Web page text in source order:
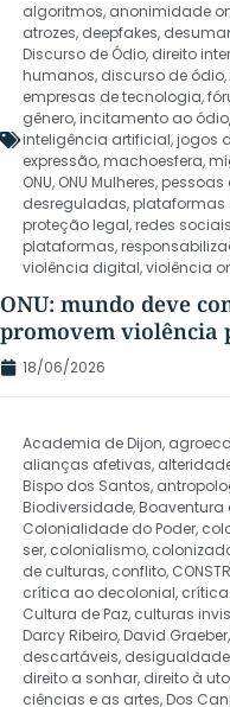
algoritmos, anonimidade
atrozes, deepfakes,
Discurso de Ódio, direito
humanos, discurso de ódio,
empresas de tecnologia,
gênero,incitamento ao ódio,
inteligência artificial,jogos
expressão,machoesfera,
ONU, ONU Mulheres,pessoas
desreguladas,plataformas
proteção legal,redes sociais
plataformas,
violência digital,violência
ONU: mundo deve
promovem violência
18/06/2026
Academia de Dijon,
alianças afetivas,
Bispo dos Santos,
Biodiversidade,Boaventura
Colonialidade do Poder,
ser, colonialismo,
de culturas, conflito,
crítica ao decolonial,
Cultura de Paz, culturas
Darcy Ribeiro,David Graeber,
descartáveis, desigualdade
direito a sonhar, direito à
ciências e as artes,Dos